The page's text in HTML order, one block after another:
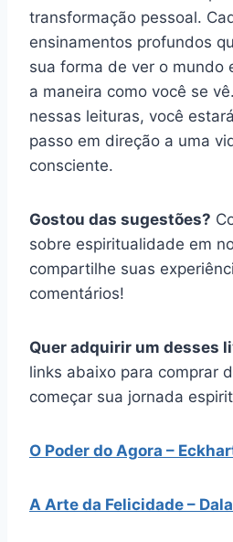
transformação pessoal.
ensinamentos profundos
sua forma de ver o mundo
a maneira como você se
nessas leituras, você
passo em direção a uma
consciente.
Gostou das sugestões?
sobre espiritualidade em
compartilhe suas
comentários!
Quer adquirir um desses
links abaixo para comprar
começar sua jornada
O Poder do Agora –
A Arte da Felicidade –